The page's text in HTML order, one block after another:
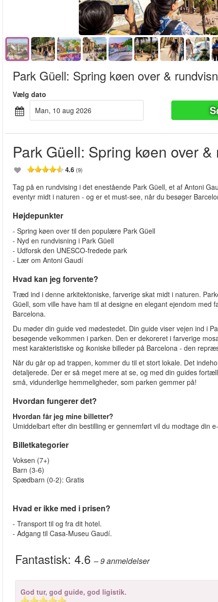
Park Güell: Spring køen over &
Vælg dato
man, 10 aug 2026
Park Güell: Spring køen over
4.6 (9)
Tag på en rundvising i det enestående Park Güell, et af Antoni
eventyr midt i naturen - og er et must-see, når du besøger
Højdepunkter
- Spring køen over til den populære Park Güell
- Nyd en rundvisning i Park Güell
- Udforsk den UNESCO-fredede park
- Lær om Antoni Gaudí
Hvad kan jeg forvente?
Træd ind i denne arkitektoniske, farverige skat midt i naturen.
Güell, som ville have ham til at designe en elegant ejendom med
Barcelona.
Du møder din guide ved mødestedet. Din guide viser vejen ind i
besøgende velkommen i parken. Den er dekoreret i farverige
mest karakteristiske og ikoniske billeder på Barcelona - den
Når du går op ad trappen, kommer du til et stort lokale. Det
detaljerede. Der er så meget mere at se, og med din guides
små, vidunderlige hemmeligheder, som parken gemmer på!
Hvordan fungerer det?
Hvordan får jeg mine billetter?
Umiddelbart efter din bestilling er gennemført vil du modtage din
Billetkategorier
Voksen (7+)
Barn (3-6)
Spædbarn (0-2): Gratis
Hvad er ikke med i prisen?
- Transport til og fra dit hotel.
- Adgang til Casa-Museu Gaudí.
Fantastisk: 4.6 – 9anmeldelser
God tur, god guide, god ligistik.